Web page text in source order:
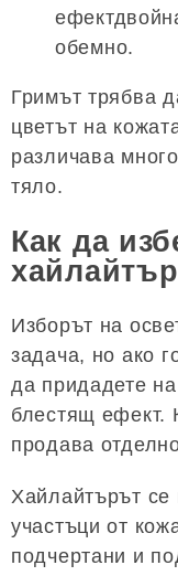
обемно.
Гримът трябва
цветът на
различава
тяло.
Как да
Изборът на
задача, но ако
да придадете
блестящ ефект.
продава
Хайлайтърът се
участъци от
подчертани и